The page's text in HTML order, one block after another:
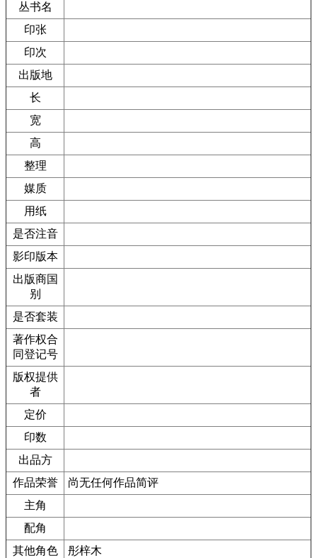
丛书名
印张
印次
出版地
长
宽
高
整理
媒质
用纸
是否注音
影印版本
出版商国
别
是否套装
著作权合
同登记号
版权提供
者
定价
印数
出品方
作品荣誉
尚无任何作品简评
主角
配角
其他角色
彤梓木